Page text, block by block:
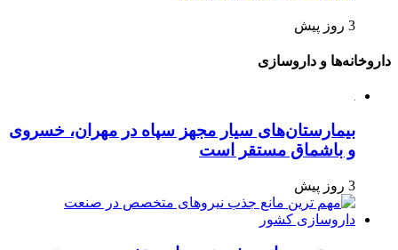
3 روز پیش
داروخانه‌ها و داروسازی
بیمارستان‌های سیار مجهز سپاه در مهران، خسروی
و باشماق مستقر است
3 روز پیش